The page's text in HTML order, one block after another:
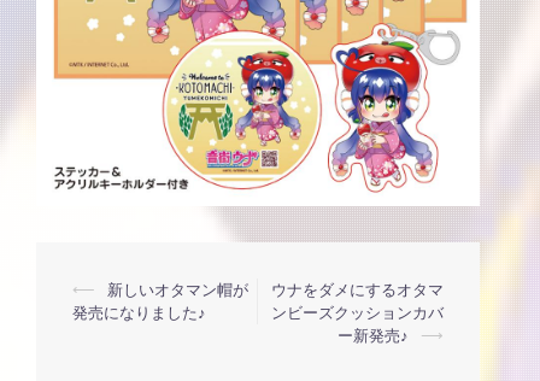
投
⟵
新しいオタマン帽が
発売になりました♪
ウナをダメにするオタマ
ンビーズクッションカバ
ー新発売♪
⟶